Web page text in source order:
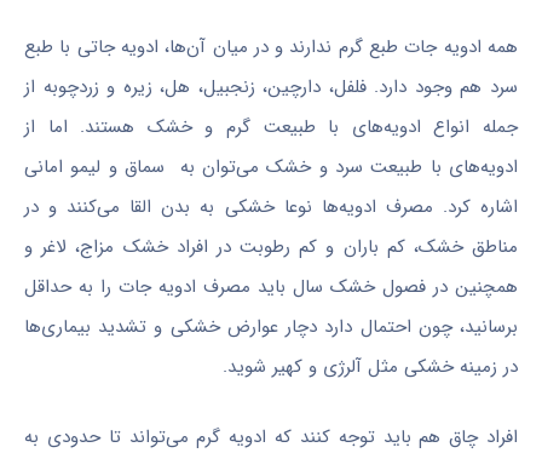
همه ادویه جات طبع گرم ندارند و در میان آن‌ها، ادویه جاتی با طبع
سرد هم وجود دارد. فلفل، دارچین، زنجبیل، هل، زیره و زردچوبه از
جمله انواع ادویه‌های با طبیعت گرم و خشک هستند. اما از
ادویه‌های با طبیعت سرد و خشک می‌توان به سماق و لیمو امانی
اشاره کرد. مصرف ادویه‌ها نوعا خشکی به بدن القا می‌کنند و در
مناطق خشک، کم باران و کم رطوبت در افراد خشک مزاج، لاغر و
همچنین در فصول خشک سال باید مصرف ادویه جات را به حداقل
برسانید، چون احتمال دارد دچار عوارض خشکی و تشدید بیماری‌ها
در زمینه خشکی مثل آلرژی و کهیر شوید.
افراد چاق هم باید توجه کنند که ادویه گرم می‌تواند تا حدودی به